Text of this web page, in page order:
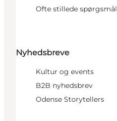
Ofte stillede spørgsmål
Nyhedsbreve
Kultur og events
B2B nyhedsbrev
Odense Storytellers